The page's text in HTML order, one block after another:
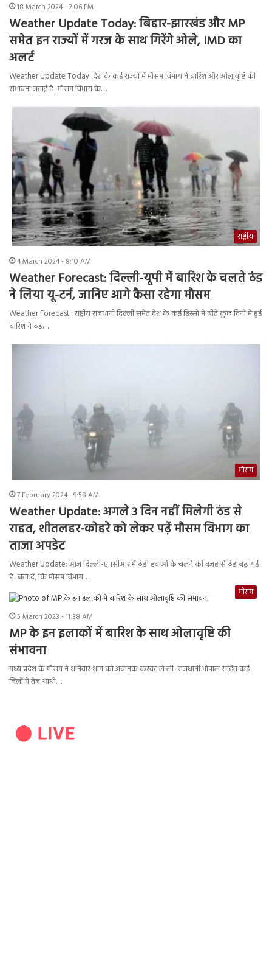
18 March 2024 - 2:06 PM
Weather Update Today: बिहार-झारखंड और MP
समेत इन राज्यों में गरज के साथ गिरेंगे ओले, IMD का
अलर्ट
Weather Update Today: देश के कई राज्यों में मौसम विभाग ने बारिश और ओलावृष्टि की
संभावना जताई है। मौसम विभाग के…
राष्ट्रीय
4 March 2024 - 8:10 AM
Weather Forecast: दिल्ली-यूपी में बारिश के चलते ठंड
ने लिया यू-टर्न, जानिए आगे कैसा रहेगा मौसम
Weather Forecast : राष्ट्रीय राजधानी दिल्ली समेत देश के कई हिस्सों में बीते कुछ दिनों में हुई
बारिश ने ठंड…
मौसम
7 February 2024 - 9:58 AM
Weather Update: अगले 3 दिन नहीं मिलेगी ठंड से
राहत, शीतलहर-कोहरे को लेकर पढ़ें मौसम विभाग का
ताजा अपडेट
Weather Update: आज दिल्ली-एनसीआर में ठंडी हवाओं के चलने की वजह से ठंड बढ़ गई
है। बता दें, कि मौसम विभाग…
मौसम
5 March 2023 - 11:38 AM
MP के इन इलाकों में बारिश के साथ ओलावृष्टि की
संभावना
मध्य प्रदेश के मौसम ने शनिवार शाम को अचानक करवट ले ली। राजधानी भोपाल सहित कई
जिलों में तेज आंधी…